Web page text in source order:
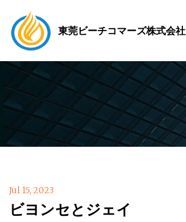
東莞ビーチコマーズ株式会社
Jul 15, 2023
ビヨンセとジェイ